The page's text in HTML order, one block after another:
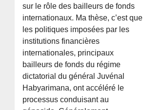
sur le rôle des bailleurs de fonds
internationaux. Ma thèse, c’est que
les politiques imposées par les
institutions financières
internationales, principaux
bailleurs de fonds du régime
dictatorial du général Juvénal
Habyarimana, ont accéléré le
processus conduisant au